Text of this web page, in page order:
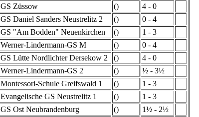
GS Züssow ()
4 - 0
GS Daniel Sanders Neustrelitz 2 ()
0 - 4
GS "Am Bodden" Neuenkirchen ()
1 - 3
Werner-Lindermann-GS M ()
0 - 4
GS Lütte Nordlichter Dersekow 2 ()
4 - 0
Werner-Lindermann-GS 2 ()
½ - 3½
Montessori-Schule Greifswald 1 ()
1 - 3
Evangelische GS Neustrelitz 1 ()
1 - 3
GS Ost Neubrandenburg ()
1½ - 2½